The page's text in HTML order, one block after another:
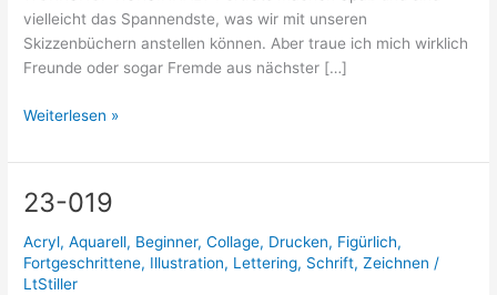
vielleicht das Spannendste, was wir mit unseren
Skizzenbüchern anstellen können. Aber traue ich mich wirklich
Freunde oder sogar Fremde aus nächster […]
Weiterlesen »
23-019
Acryl,Aquarell, Beginner,Collage, Drucken, Figürlich,
Fortgeschrittene, Illustration, Lettering, Schrift,Zeichnen /
LtStiller
23-